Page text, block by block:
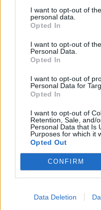
I want to opt-out of
personal data.
Opted In
I want to opt-out of
Personal Data.
Opted In
I want to opt-out of
Personal Data for
Opted In
I want to opt-out of
Retention, Sale, and/
Personal Data that Is
Purposes for which it
Opted Out
CONFIRM
Data Deletion
che è arrivato il
davvero se questa
di conseguenza
Autore
Redazione
Le nostre app